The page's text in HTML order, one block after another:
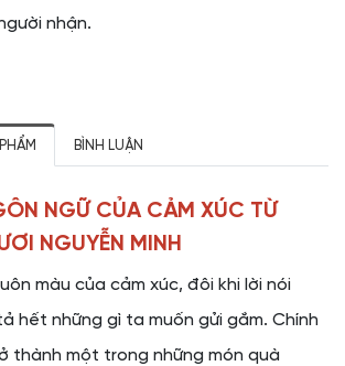
nhận.
BÌNH LUẬN
NGỮ CỦA CẢM XÚC TỪ
NGUYỄN MINH
màu của cảm xúc, đôi khi lời nói
hết những gì ta muốn gửi gắm. Chính
thành một trong những món quà